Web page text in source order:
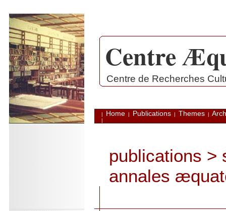
. Centre
Centre de Recherches
| Home | Publications | Themes |
|
publications >
annales